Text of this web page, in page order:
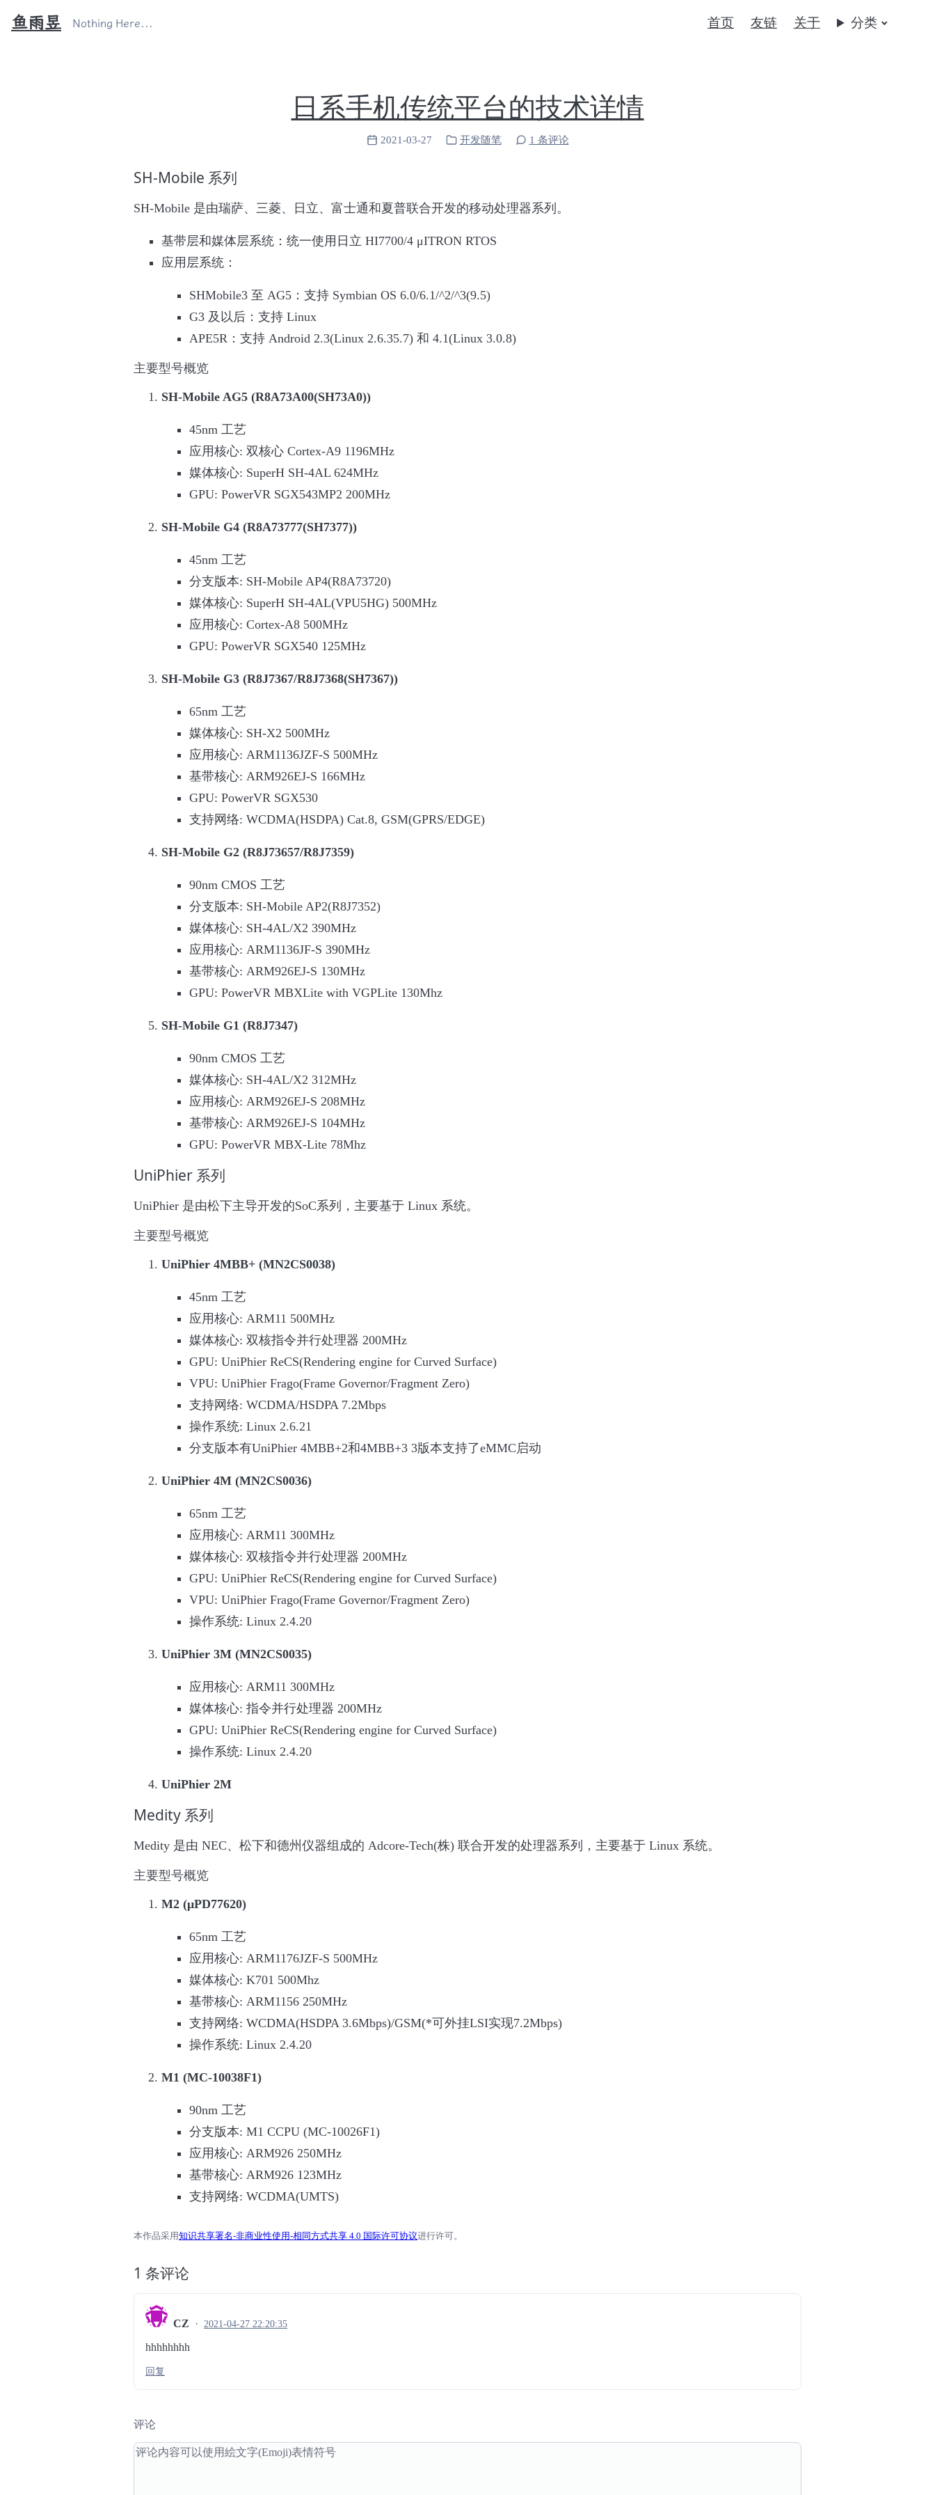
鱼雨昱 Nothing Here... 首页 友链 关于 分类
日系手机传统平台的技术详情
2021-03-27 开发随笔 1 条评论
SH-Mobile 系列
SH-Mobile 是由瑞萨、三菱、日立、富士通和夏普联合开发的移动处理器系列。
基带层和媒体层系统：统一使用日立 HI7700/4 μITRON RTOS
应用层系统：
SHMobile3 至 AG5：支持 Symbian OS 6.0/6.1/^2/^3(9.5)
G3 及以后：支持 Linux
APE5R：支持 Android 2.3(Linux 2.6.35.7) 和 4.1(Linux 3.0.8)
主要型号概览
SH-Mobile AG5 (R8A73A00(SH73A0))
45nm 工艺
应用核心: 双核心 Cortex-A9 1196MHz
媒体核心: SuperH SH-4AL 624MHz
GPU: PowerVR SGX543MP2 200MHz
SH-Mobile G4 (R8A73777(SH7377))
45nm 工艺
分支版本: SH-Mobile AP4(R8A73720)
媒体核心: SuperH SH-4AL(VPU5HG) 500MHz
应用核心: Cortex-A8 500MHz
GPU: PowerVR SGX540 125MHz
SH-Mobile G3 (R8J7367/R8J7368(SH7367))
65nm 工艺
媒体核心: SH-X2 500MHz
应用核心: ARM1136JZF-S 500MHz
基带核心: ARM926EJ-S 166MHz
GPU: PowerVR SGX530
支持网络: WCDMA(HSDPA) Cat.8, GSM(GPRS/EDGE)
SH-Mobile G2 (R8J73657/R8J7359)
90nm CMOS 工艺
分支版本: SH-Mobile AP2(R8J7352)
媒体核心: SH-4AL/X2 390MHz
应用核心: ARM1136JF-S 390MHz
基带核心: ARM926EJ-S 130MHz
GPU: PowerVR MBXLite with VGPLite 130Mhz
SH-Mobile G1 (R8J7347)
90nm CMOS 工艺
媒体核心: SH-4AL/X2 312MHz
应用核心: ARM926EJ-S 208MHz
基带核心: ARM926EJ-S 104MHz
GPU: PowerVR MBX-Lite 78Mhz
UniPhier 系列
UniPhier 是由松下主导开发的SoC系列，主要基于 Linux 系统。
主要型号概览
UniPhier 4MBB+ (MN2CS0038)
45nm 工艺
应用核心: ARM11 500MHz
媒体核心: 双核指令并行处理器 200MHz
GPU: UniPhier ReCS(Rendering engine for Curved Surface)
VPU: UniPhier Frago(Frame Governor/Fragment Zero)
支持网络: WCDMA/HSDPA 7.2Mbps
操作系统: Linux 2.6.21
分支版本有UniPhier 4MBB+2和4MBB+3 3版本支持了eMMC启动
UniPhier 4M (MN2CS0036)
65nm 工艺
应用核心: ARM11 300MHz
媒体核心: 双核指令并行处理器 200MHz
GPU: UniPhier ReCS(Rendering engine for Curved Surface)
VPU: UniPhier Frago(Frame Governor/Fragment Zero)
操作系统: Linux 2.4.20
UniPhier 3M (MN2CS0035)
应用核心: ARM11 300MHz
媒体核心: 指令并行处理器 200MHz
GPU: UniPhier ReCS(Rendering engine for Curved Surface)
操作系统: Linux 2.4.20
UniPhier 2M
Medity 系列
Medity 是由 NEC、松下和德州仪器组成的 Adcore-Tech(株) 联合开发的处理器系列，主要基于 Linux 系统。
主要型号概览
M2 (μPD77620)
65nm 工艺
应用核心: ARM1176JZF-S 500MHz
媒体核心: K701 500Mhz
基带核心: ARM1156 250MHz
支持网络: WCDMA(HSDPA 3.6Mbps)/GSM(*可外挂LSI实现7.2Mbps)
操作系统: Linux 2.4.20
M1 (MC-10038F1)
90nm 工艺
分支版本: M1 CCPU (MC-10026F1)
应用核心: ARM926 250MHz
基带核心: ARM926 123MHz
支持网络: WCDMA(UMTS)
本作品采用知识共享署名-非商业性使用-相同方式共享 4.0 国际许可协议进行许可。
1 条评论
CZ 2021-04-27 22:20:35
hhhhhhhh
回复
评论